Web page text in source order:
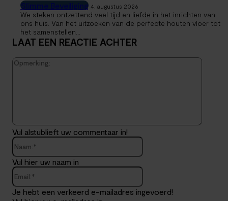
Slimme Beveiliging 4. augustus 2026
We steken ontzettend veel tijd en liefde in het inrichten van
ons huis. Van het uitzoeken van de perfecte houten vloer tot
het samenstellen...
LAAT EEN REACTIE ACHTER
Vul alstublieft uw commentaar in!
Naam:*
Vul hier uw naam in
Email:*
Je hebt een verkeerd e-mailadres ingevoerd!